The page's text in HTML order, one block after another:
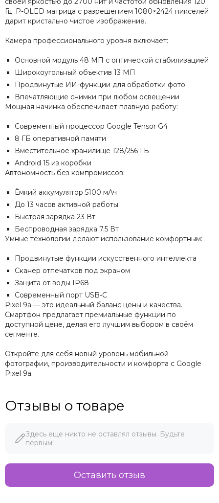
Гц. P-OLED матрица с разрешением 1080×2424 пикселей
дарит кристально чистое изображение.
Камера профессионального уровня включает:
Основной модуль 48 МП с оптической стабилизацией
Широкоугольный объектив 13 МП
Продвинутые ИИ-функции для обработки фото
Впечатляющие снимки при любом освещении
Мощная начинка обеспечивает плавную работу:
Современный процессор Google Tensor G4
8 ГБ оперативной памяти
Вместительное хранилище 128/256 ГБ
Android 15 из коробки
Автономность без компромиссов:
Ёмкий аккумулятор 5100 мАч
До 13 часов активной работы
Быстрая зарядка 23 Вт
Беспроводная зарядка 7.5 Вт
Умные технологии делают использование комфортным:
Продвинутые функции искусственного интеллекта
Сканер отпечатков под экраном
Защита от воды IP68
Современный порт USB-C
Pixel 9a — это идеальный баланс цены и качества.
Смартфон предлагает премиальные функции по
доступной цене, делая его лучшим выбором в своём
сегменте.
Откройте для себя новый уровень мобильной
фотографии, производительности и комфорта с Google
Pixel 9a.
Отзывы о товаре
Здесь еще никто не оставлял отзывы. Будьте
первым!
Оставить отзыв